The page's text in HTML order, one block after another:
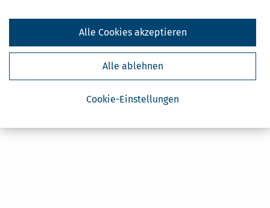
Cookie-Einstellungen
Alle ablehnen
Alle Cookies akzeptieren